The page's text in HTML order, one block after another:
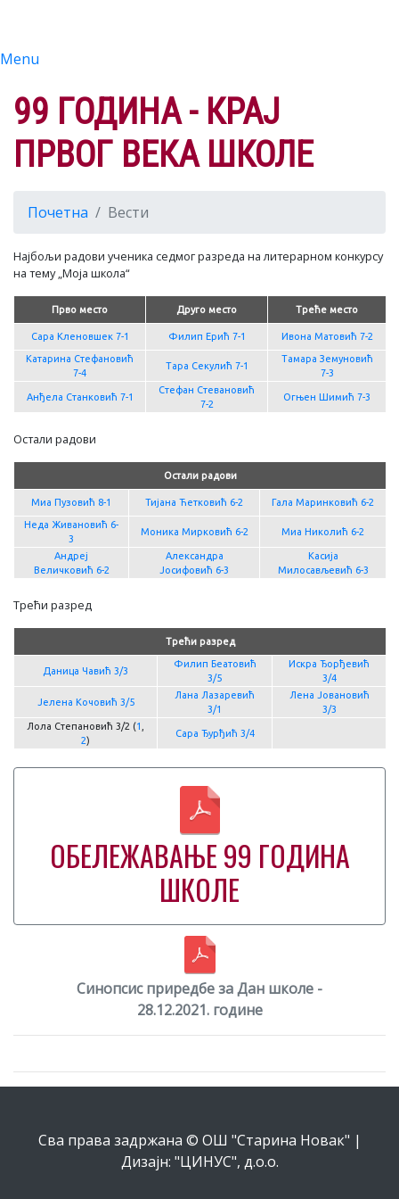
Menu
99 ГОДИНА - КРАЈ
ПРВОГ ВЕКА ШКОЛЕ
Почетна Вести
Најбољи радови ученика седмог разреда на литерарном конкурсу
на тему „Моја школа“
Прво место Друго место Треће место
Сара Кленовшек 7-1 Филип Ерић 7-1 Ивона Матовић 7-2
Катарина Стефановић
7-4
Тара Секулић 7-1
Тамара Земуновић
7-3
Анђела Станковић 7-1
Стефан Стевановић
7-2
Огњен Шимић 7-3
Остали радови
Остали радови
Миа Пузовић 8-1 Тијана Ћетковић 6-2 Гала Маринковић 6-2
Неда Живановић 6-
3
Моника Мирковић 6-2 Миа Николић 6-2
Андреј
Величковић 6-2
Александра
Јосифовић 6-3
Касија
Милосављевић 6-3
Трећи разред
Трећи разред
Даница Чавић 3/3
Филип Беатовић
3/5
Искра Ђорђевић
3/4
Јелена Кочовић 3/5
Лана Лазаревић
3/1
Лена Јовановић
3/3
Лола Степановић 3/2 (1
2)
Сара Ђурђић 3/4
ОБЕЛЕЖАВАЊЕ 99 ГОДИНА
ШКОЛЕ
Синопсис приредбе за Дан школе -
28.12.2021. године
Сва права задржана © ОШ "Старина Новак" |
Дизајн: "ЦИНУС", д.о.о.